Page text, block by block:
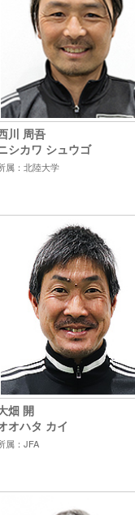
川 周吾
シカワ シュウゴ
属：北陸大学
畑 開
オハタ カイ
属：JFA